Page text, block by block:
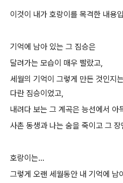
이것이 내가 호랑이를 목격한 내용
기억에 남아 있는 그 짐승은
달려가는 모습이 매우 빨랐고,
세월의 기억이 그렇게 만든 것인지
다란 짐승이었고,
내려다 보는 그 계곡은 능선에서 아
사촌 동생과 나는 숨을 죽이고 그
호랑이는...
그렇게 오랜 세월동안 내 기억에 남